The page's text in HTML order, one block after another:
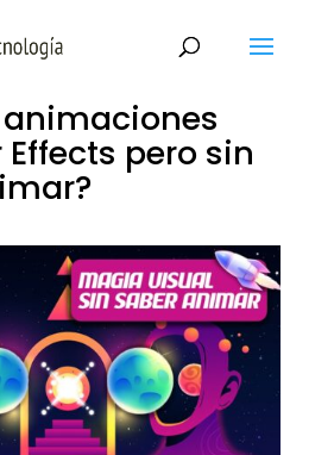
animaciones
pero sin